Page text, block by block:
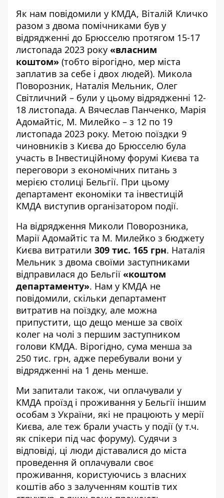
Як нам повідомили у КМДА, Віталій Кличко
разом з двома помічниками був у
відрядженні до Брюсселю протягом 15-17
листопада 2023 року «власним
коштом» (тобто вірогідно, мер міста
заплатив за себе і двох людей). Микола
Поворозник, Наталія Мельник, Олег
Світличний – були у цьому відрядженні 12-
18 листопада. А Вячеслав Панченко, Марія
Адомайтіс, М. Милейко – з 12 по 19
листопада 2023 року. Метою поїздки 9
чиновників з Києва до Брюсселю була
участь в Інвестиційному форумі Києва та
переговори з економічних питань з
мерією столиці Бельгії. При цьому
департамент економіки та інвестицій
КМДА виступив організатором події.
На відрядження Миколи Поворозника,
Марії Адомайтіс та М. Милейко з бюджету
Києва витратили 309 тис. 165 грн. Наталія
Мельник з двома своїми заступниками
відправилася до Бельгії «коштом
департаменту». Нам у КМДА не
повідомили, скільки департамент
витратив на поїздку, але можна
припустити, що дещо менше за своїх
колег на чолі з першим заступником
голови КМДА. Вірогідно, сума менша за
250 тис. грн, адже перебували вони у
відрядженні на 1 день менше.
Ми запитали також, чи оплачували у
КМДА проїзд і проживання у Бельгії іншим
особам з України, які не працюють у мерії
Києва, але теж брали участь у події (у т.ч.
як спікери під час форуму). Судячи з
відповіді, ці люди діставалися до міста
проведення й оплачували своє
проживання, користуючись з власних
коштів або з залученням коштів тих